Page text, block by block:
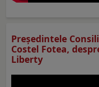
Preşedintele
Costel Fotea,
Liberty